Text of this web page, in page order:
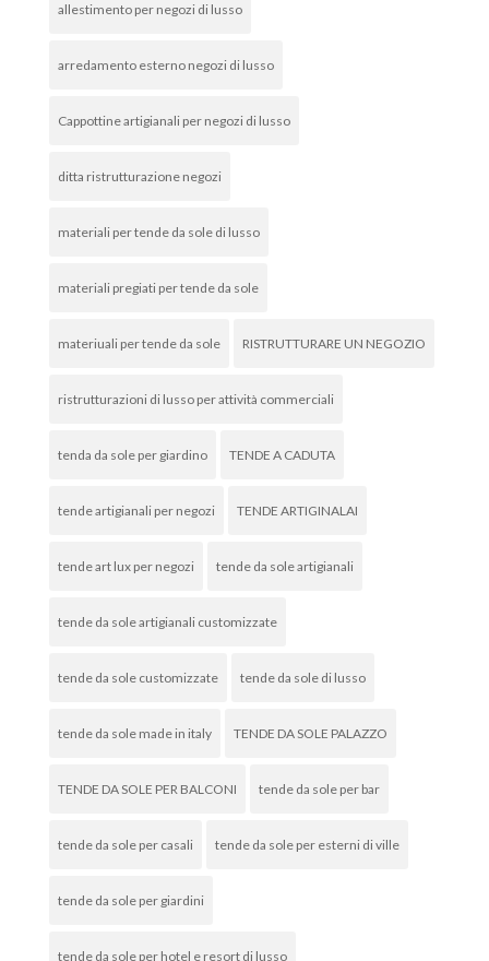
allestimento per negozi di lusso
arredamento esterno negozi di lusso
Cappottine artigianali per negozi di lusso
ditta ristrutturazione negozi
materiali per tende da sole di lusso
materiali pregiati per tende da sole
materiuali per tende da sole RISTRUTTURARE UN NEGOZIO
ristrutturazioni di lusso per attività commerciali
tenda da sole per giardino TENDE A CADUTA
tende artigianali per negozi TENDE ARTIGINALAI
tende art lux per negozi tende da sole artigianali
tende da sole artigianali customizzate
tende da sole customizzate tende da sole di lusso
tende da sole made in italy TENDE DA SOLE PALAZZO
TENDE DA SOLE PER BALCONI tende da sole per bar
tende da sole per casali tende da sole per esterni di ville
tende da sole per giardini
tende da sole per hotel e resort di lusso